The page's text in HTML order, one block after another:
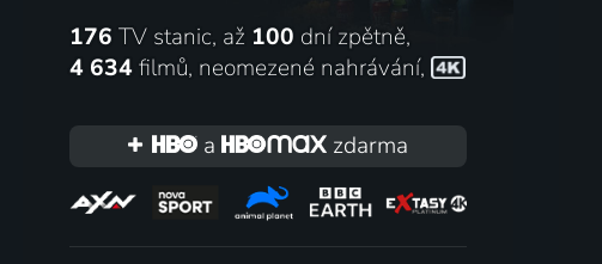
176 TV stanic, až 100 dní zpětně,
4 634 filmů, neomezené nahrávání,
a zdarma